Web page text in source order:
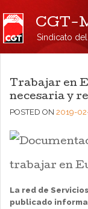
CGT-
Sindicato
Trabajar en
necesaria y
POSTED ON 2019-
La red de
publicado